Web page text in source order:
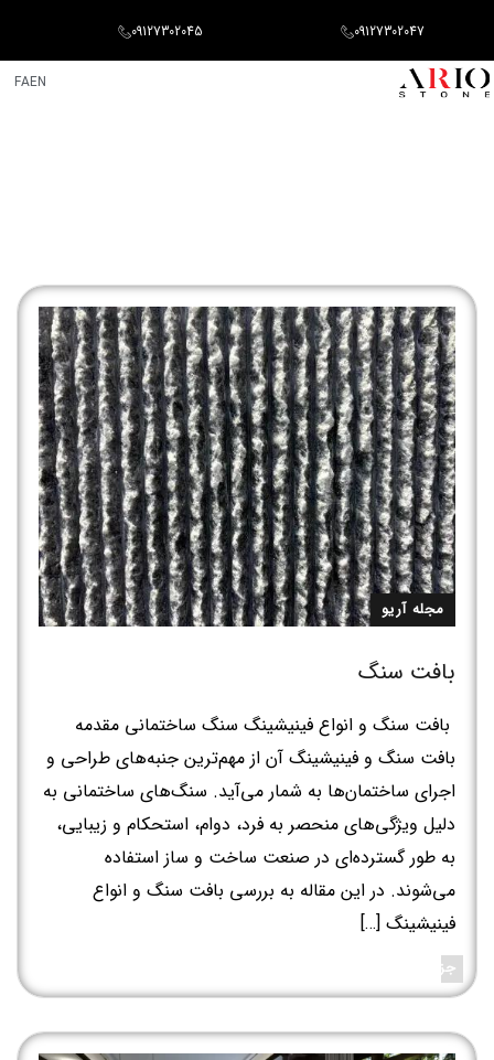
09127302047
09127302045
EN
FA
مجله آریو
بافت سنگ
بافت سنگ و انواع فینیشینگ سنگ ساختمانی مقدمه
بافت سنگ و فینیشینگ آن از مهم‌ترین جنبه‌های طراحی و
اجرای ساختمان‌ها به شمار می‌آید. سنگ‌های ساختمانی به
دلیل ویژگی‌های منحصر به فرد، دوام، استحکام و زیبایی،
به طور گسترده‌ای در صنعت ساخت و ساز استفاده
می‌شوند. در این مقاله به بررسی بافت سنگ و انواع
فینیشینگ […]
جزئیات بیشتر